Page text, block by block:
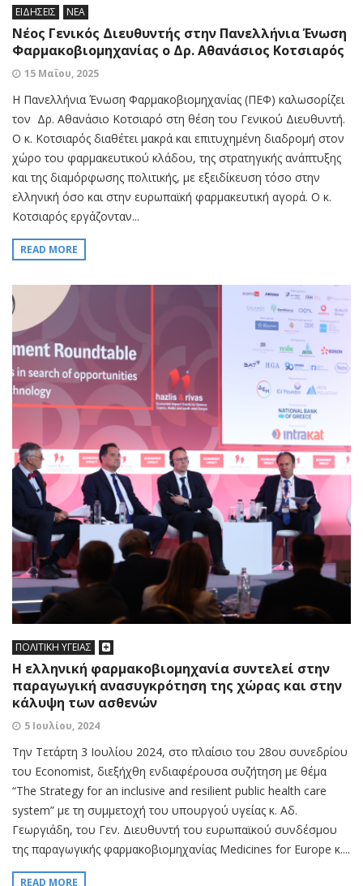
ΕΙΔΗΣΕΙΣ ΝΕΑ
Νέος Γενικός Διευθυντής στην Πανελλήνια Ένωση
Φαρμακοβιομηχανίας ο Δρ. Αθανάσιος Κοτσιαρός
15 Μαΐου, 2025
Η Πανελλήνια Ένωση Φαρμακοβιομηχανίας (ΠΕΦ) καλωσορίζει
τον Δρ. Αθανάσιο Κοτσιαρό στη θέση του Γενικού Διευθυντή.
Ο κ. Κοτσιαρός διαθέτει μακρά και επιτυχημένη διαδρομή στον
χώρο του φαρμακευτικού κλάδου, της στρατηγικής ανάπτυξης
και της διαμόρφωσης πολιτικής, με εξειδίκευση τόσο στην
ελληνική όσο και στην ευρωπαϊκή φαρμακευτική αγορά. Ο κ.
Κοτσιαρός εργάζονταν...
READ MORE
ΠΟΛΙΤΙΚΗ ΥΓΕΙΑΣ
H ελληνική φαρμακοβιομηχανία συντελεί στην
παραγωγική ανασυγκρότηση της χώρας και στην
κάλυψη των ασθενών
5 Ιουλίου, 2024
Την Τετάρτη 3 Ιουλίου 2024, στο πλαίσιο του 28ου συνεδρίου
του Economist, διεξήχθη ενδιαφέρουσα συζήτηση με θέμα
“The Strategy for an inclusive and resilient public health care
system” με τη συμμετοχή του υπουργού υγείας κ. Αδ.
Γεωργιάδη, του Γεν. Διευθυντή του ευρωπαϊκού συνδέσμου
της παραγωγικής φαρμακοβιομηχανίας Medicines for Europe κ....
READ MORE